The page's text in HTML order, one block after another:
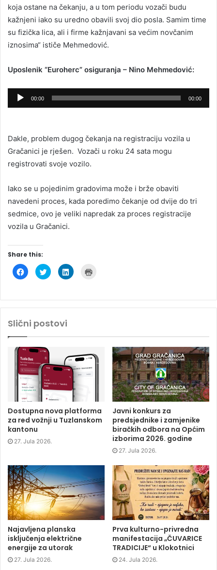
koja ostane na čekanju, a u tom periodu vozači budu
kažnjeni iako su uredno obavili svoj dio posla. Samim time
su fizička lica, ali i firme kažnjavani sa većim novčanim
iznosima“ ističe Mehmedović.
Uposlenik “Euroherc” osiguranja – Nino Mehmedović:
Audio
Player
00:00 00:00
Dakle, problem dugog čekanja na registraciju vozila u
Gračanici je rješen. Vozači u roku 24 sata mogu
registrovati svoje vozilo.
Iako se u pojedinim gradovima može i brže obaviti
navedeni proces, kada poredimo čekanje od dvije do tri
sedmice, ovo je veliki napredak za proces registracije
vozila u Gračanici.
Share this:
C
l
t
s
a
r
o
n
F
a
c
e
b
o
o
k
(
O
p
e
n
s
i
n
n
i
n
d
o
w
)
C
l
t
s
a
r
o
T
i
t
e
r
(
O
e
n
s
i
n
e
n
d
o
w
)
C
l
t
s
o
i
n
k
e
d
n
O
p
e
n
i
d
o
w
)
t
p
(
e
n
w
i
n
d
Slični postovi
Dostupna nova platforma
za red vožnji u Tuzlanskom
kantonu
27. Jula 2026.
Javni konkurs za
predsjednike i zamjenike
biračkih odbora na Općim
izborima 2026. godine
27. Jula 2026.
Najavljena planska
isključenja električne
energije za utorak
27. Jula 2026.
Prva kulturno-privredna
manifestacija „ČUVARICE
TRADICIJE“ u Klokotnici
24. Jula 2026.